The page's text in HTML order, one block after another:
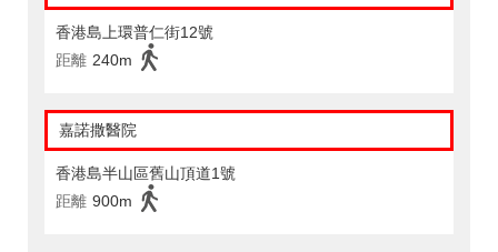
香港島上環普仁街12號
距離 240m
嘉諾撒醫院
香港島半山區舊山頂道1號
距離 900m